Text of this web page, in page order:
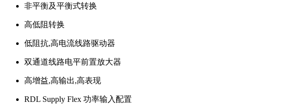
非平衡及平衡式转换
高低阻转换
低阻抗,高电流线路驱动器
双通道线路电平前置放大器
高增益,高输出,高表现
RDL Supply Flex 功率输入配置